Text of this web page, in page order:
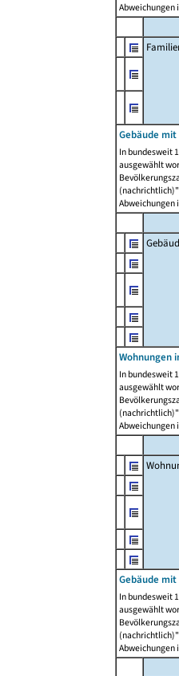
Abweichungen
Gebäude
In bundesweit
ausgewählt
Abweichungen
Wohnungen
In bundesweit
ausgewählt
Abweichungen
Gebäude
In bundesweit
ausgewählt
Abweichungen